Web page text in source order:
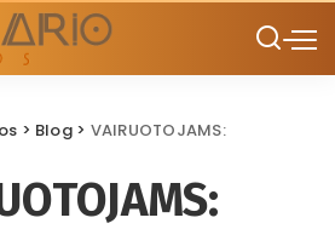
> Blog> VAIRUOTOJAMS: